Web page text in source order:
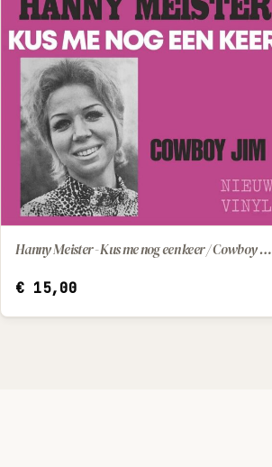
IN WINKELWAGEN Hanny Meister - Kus me nog een keer / Cowboy Jim
€15,00